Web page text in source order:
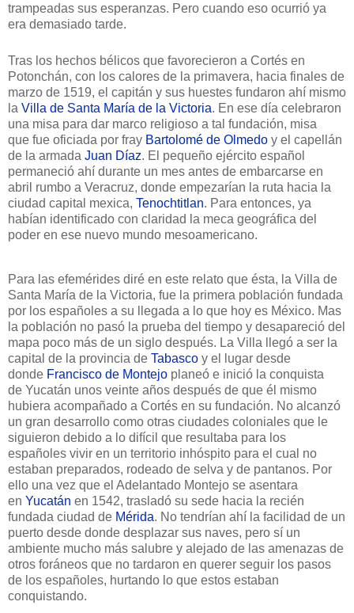
trampeadas sus esperanzas. Pero cuando eso ocurrió ya
era demasiado tarde.
Tras los hechos bélicos que favorecieron a Cortés en
Potonchán, con los calores de la primavera, hacia finales de
marzo de 1519, el capitán y sus huestes fundaron ahí mismo
la Villa de Santa María de la Victoria. En ese día celebraron
una misa para dar marco religioso a tal fundación, misa
que fue oficiada por fray Bartolomé de Olmedo y el capellán
de la armada Juan Díaz. El pequeño ejército español
permaneció ahí durante un mes antes de embarcarse en
abril rumbo a Veracruz, donde empezarían la ruta hacia la
ciudad capital mexica, Tenochtitlan. Para entonces, ya
habían identificado con claridad la meca geográfica del
poder en ese nuevo mundo mesoamericano.
Para las efemérides diré en este relato que ésta, la Villa de
Santa María de la Victoria, fue la primera población fundada
por los españoles a su llegada a lo que hoy es México. Mas
la población no pasó la prueba del tiempo y desapareció del
mapa poco más de un siglo después. La Villa llegó a ser la
capital de la provincia de Tabasco y el lugar desde
donde Francisco de Montejo planeó e inició la conquista
de Yucatán unos veinte años después de que él mismo
hubiera acompañado a Cortés en su fundación. No alcanzó
un gran desarrollo como otras ciudades coloniales que le
siguieron debido a lo difícil que resultaba para los
españoles vivir en un territorio inhóspito para el cual no
estaban preparados, rodeado de selva y de pantanos. Por
ello una vez que el Adelantado Montejo se asentara
en Yucatán en 1542, trasladó su sede hacia la recién
fundada ciudad de Mérida. No tendrían ahí la facilidad de un
puerto desde donde desplazar sus naves, pero sí un
ambiente mucho más salubre y alejado de las amenazas de
otros foráneos que no tardaron en querer seguir los pasos
de los españoles, hurtando lo que estos estaban
conquistando.